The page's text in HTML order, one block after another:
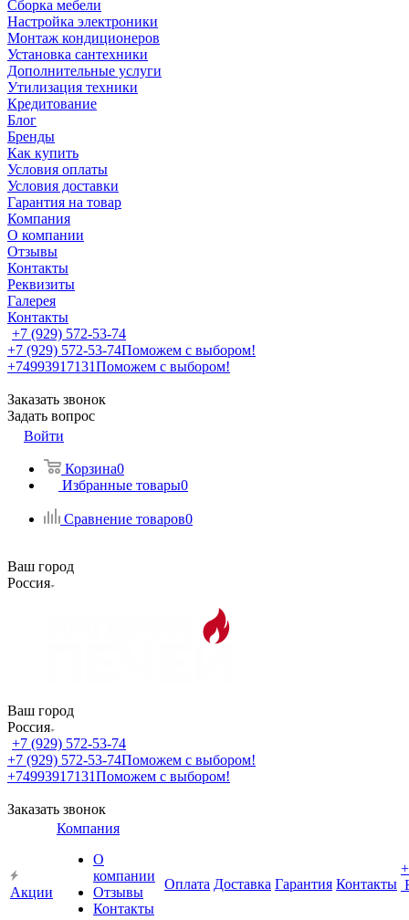
Сборка мебели
Настройка электроники
Монтаж кондиционеров
Установка сантехники
Дополнительные услуги
Утилизация техники
Кредитование
Блог
Бренды
Как купить
Условия оплаты
Условия доставки
Гарантия на товар
Компания
О компании
Отзывы
Контакты
Реквизиты
Галерея
Контакты
+7 (929) 572-53-74
+7 (929) 572-53-74Поможем с выбором!
+74993917131Поможем с выбором!
Заказать звонок
Задать вопрос
Войти
Корзина0
Избранные товары0
Сравнение товаров0
Ваш город
Россия
Ваш город
Россия
+7 (929) 572-53-74
+7 (929) 572-53-74Поможем с выбором!
+74993917131Поможем с выбором!
Заказать звонок
Акции
Компания
О
компании
Отзывы
Контакты
Оплата Доставка Гарантия Контакты
+